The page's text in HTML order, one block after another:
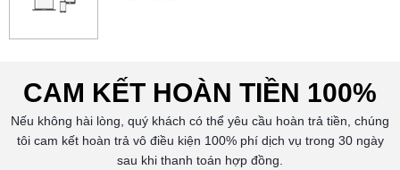
CAM KẾT HOÀN TIỀN 100%
Nếu không hài lòng, quý khách có thể yêu cầu hoàn trả tiền, chúng
tôi cam kết hoàn trả vô điều kiện 100% phí dịch vụ trong 30 ngày
sau khi thanh toán hợp đồng.